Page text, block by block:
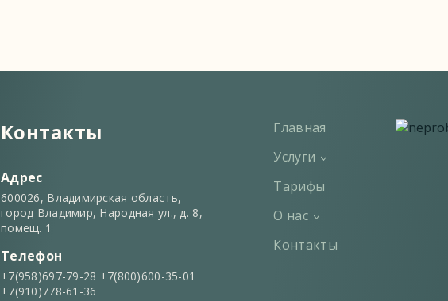
Контакты
Адрес
600026, Владимирская область,
город Владимир, Народная ул., д. 8,
помещ. 1
Телефон
+7(958)697-79-28 +7(800)600-35-01
+7(910)778-61-36
Главная
Услуги
Тарифы
О нас
Контакты